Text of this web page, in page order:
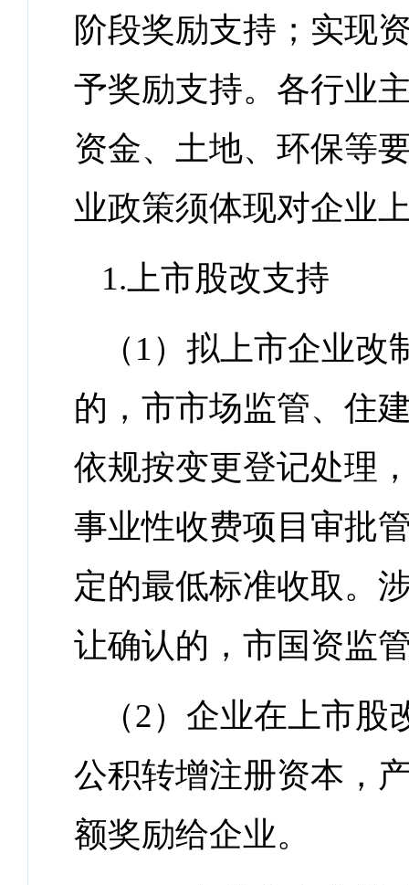
阶段奖励支持；实现
予奖励支持。各行业
资金、土地、环保等
业政策须体现对企业
1.上市股改支持
（1）拟上市企业
的，市市场监管、住
依规按变更登记处理
事业性收费项目审批
定的最低标准收取。
让确认的，市国资监
（2）企业在上市
公积转增注册资本，
额奖励给企业。